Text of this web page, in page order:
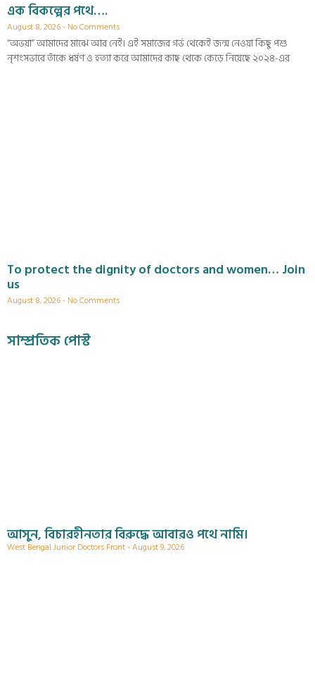
এক বিকল্পের পথে….
August 8, 2026 No Comments
“অভয়া” আমাদের মাঝে আর নেই। এই সমাজের গর্ভ থেকেই জন্ম নেওয়া কিছু পশু
নৃশংসভাবে তাঁকে ধর্ষণ ও হত্যা করে আমাদের কাছ থেকে কেড়ে নিয়েছে ২০২৪-এর
To protect the dignity of doctors and women… Join
us
August 8, 2026 No Comments
সাম্প্রতিক পোস্ট
আসুন, বিচারহীনতার বিরুদ্ধে আবারও পথে নামি।
West Bengal Junior Doctors Front August 9, 2026